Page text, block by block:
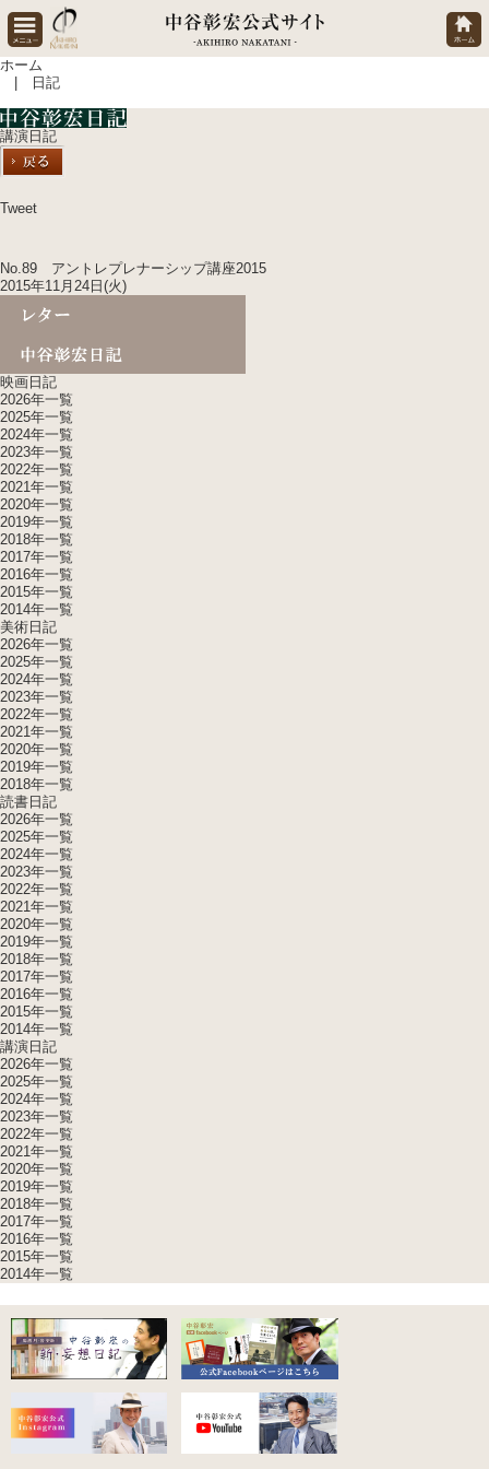
ホーム
| 日記
講演日記
Tweet
No.89 アントレプレナーシップ講座2015
2015年11月24日(火)
映画日記
2026年一覧
2025年一覧
2024年一覧
2023年一覧
2022年一覧
2021年一覧
2020年一覧
2019年一覧
2018年一覧
2017年一覧
2016年一覧
2015年一覧
2014年一覧
美術日記
2026年一覧
2025年一覧
2024年一覧
2023年一覧
2022年一覧
2021年一覧
2020年一覧
2019年一覧
2018年一覧
読書日記
2026年一覧
2025年一覧
2024年一覧
2023年一覧
2022年一覧
2021年一覧
2020年一覧
2019年一覧
2018年一覧
2017年一覧
2016年一覧
2015年一覧
2014年一覧
講演日記
2026年一覧
2025年一覧
2024年一覧
2023年一覧
2022年一覧
2021年一覧
2020年一覧
2019年一覧
2018年一覧
2017年一覧
2016年一覧
2015年一覧
2014年一覧